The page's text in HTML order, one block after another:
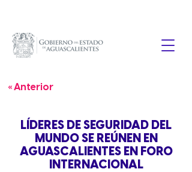
« Anterior
LÍDERES DE SEGURIDAD DEL
MUNDO SE REÚNEN EN
AGUASCALIENTES EN FORO
INTERNACIONAL